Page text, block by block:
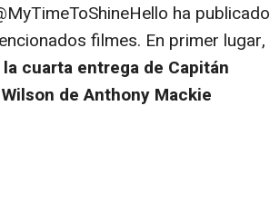
ha publicado
filmes. En primer lugar,
cuarta entrega de Capitán
de Anthony Mackie